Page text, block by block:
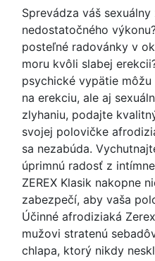
Sprevádza váš
nedostatočného
posteľné radovánky v
moru kvôli slabej
psychické vypätie
na erekciu, ale aj
zlyhaniu, podajte
svojej polovičke
sa nezabúda.
úprimnú radosť z
ZEREX Klasik nakopne
zabezpečí, aby vaša
Účinné afrodiziaká
mužovi stratenú
chlapa, ktorý nikdy